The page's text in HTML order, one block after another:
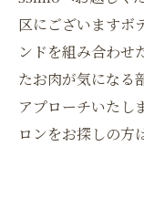
区にございますボ
ンドを組み合わせ
たお肉が気になる
アプローチいたし
ロンをお探しの方